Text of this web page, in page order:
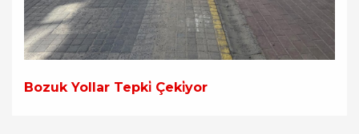
Bozuk Yollar Tepki̇ Çeki̇yor